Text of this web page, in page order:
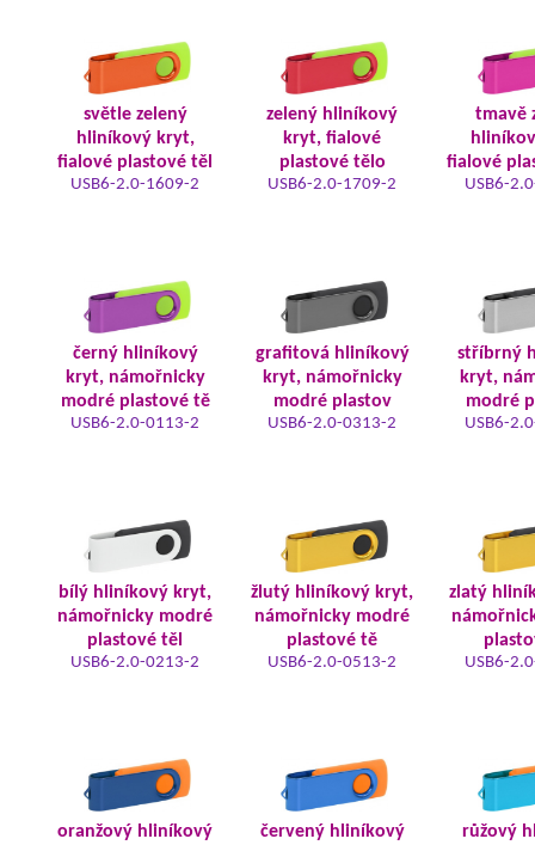
světle zelený
hliníkový kryt,
fialové plastové těl
USB6-2.0-1609-2
zelený hliníkový
kryt, fialové
plastové tělo
USB6-2.0-1709-2
tmavě
fialové
USB6-
černý hliníkový
kryt, námořnicky
modré plastové tě
USB6-2.0-0113-2
grafitová hliníkový
kryt, námořnicky
modré plastov
USB6-2.0-0313-2
stříbrný
kryt,
modré
USB6-
bílý hliníkový kryt,
námořnicky modré
plastové těl
USB6-2.0-0213-2
žlutý hliníkový kryt,
námořnicky modré
plastové tě
USB6-2.0-0513-2
zlatý
USB6-
oranžový hliníkový
červený hliníkový
růžový